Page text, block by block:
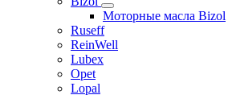
Моторные масла Bizol
Ruseff
ReinWell
Lubex
Opet
Lopal